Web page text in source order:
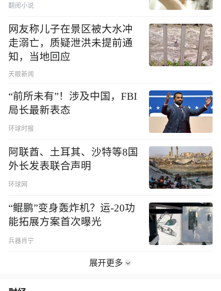
翻阅小说
网友称儿子在景区被大水冲
走溺亡，质疑泄洪未提前通
知，当地回应
天眼新闻
“前所未有”！涉及中国，FBI
局长最新表态
环球时报
阿联酋、土耳其、沙特等8国
外长发表联合声明
环球网
“鲲鹏”变身轰炸机？运-20功
能拓展方案首次曝光
兵器肖宁
展开更多